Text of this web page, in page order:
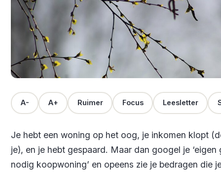
A- A+ Ruimer Focus Leesletter
Je hebt een woning op het oog, je inkomen klopt
je), en je hebt gespaard. Maar dan googel je ‘eigen
nodig koopwoning’ en opeens zie je bedragen die